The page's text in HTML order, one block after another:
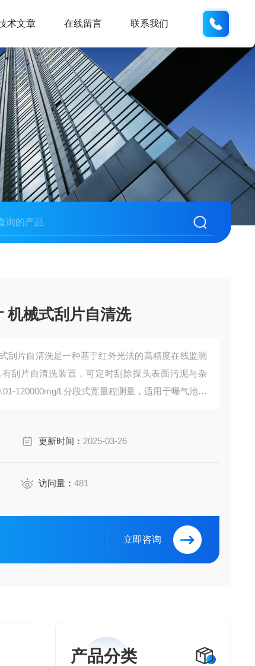
术文章 在线留言 联系我们
机械式刮片自清洗
刮片自清洗是一种基于红外光法的高精度在线监测
刮片自清洗装置，可定时刮除探头表面污泥与杂
120000mg/L分段式宽量程测量，适用于曝气池、
更新时间： 2025-03-26
访问量： 481
立即咨询
产品分类